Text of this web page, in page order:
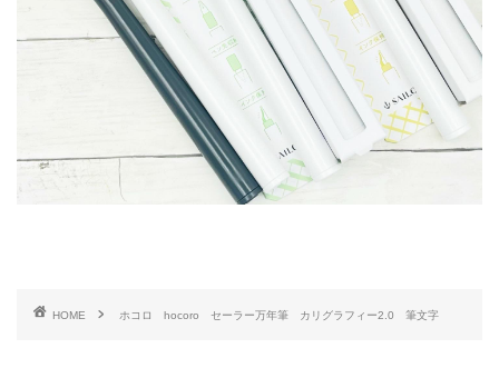
HOME ホコロ hocoro セーラー万年筆 カリグラフィー2.0 筆文字